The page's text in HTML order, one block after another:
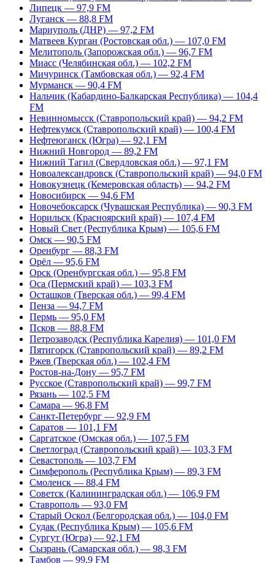
Липецк — 97,9 FM
Луганск — 88,8 FM
Мариуполь (ДНР) — 97,2 FM
Матвеев Курган (Ростовская обл.) — 107,0 FM
Мелитополь (Запорожская обл.) — 96,7 FM
Миасс (Челябинская обл.) — 102,2 FM
Мичуринск (Тамбовская обл.) — 92,4 FM
Мурманск — 90,4 FM
Нальчик (Кабардино-Балкарская Республика) — 104,4
FM
Невинномысск (Ставропольский край) — 94,2 FM
Нефтекумск (Ставропольский край) — 100,4 FM
Нефтеюганск (Югра) — 92,1 FM
Нижний Новгород — 89,2 FM
Нижний Тагил (Свердловская обл.) — 97,1 FM
Новоалександровск (Ставропольский край) — 94,0 FM
Новокузнецк (Кемеровская область) — 94,2 FM
Новосибирск — 94,6 FM
Новочебоксарск (Чувашская Республика) — 90,3 FM
Норильск (Красноярский край) — 107,4 FM
Новый Свет (Республика Крым) — 105,6 FM
Омск — 90,5 FM
Оренбург — 88,3 FM
Орёл — 95,6 FM
Орск (Оренбургская обл.) — 95,8 FM
Оса (Пермский край) — 103,3 FM
Осташков (Тверская обл.) — 99,4 FM
Пенза — 94,7 FM
Пермь — 95,0 FM
Псков — 88,8 FM
Петрозаводск (Республика Карелия) — 101,0 FM
Пятигорск (Ставропольский край) — 89,2 FM
Ржев (Тверская обл.) — 102,4 FM
Ростов-на-Дону — 95,7 FM
Русское (Ставропольский край) — 99,7 FM
Рязань — 102,5 FM
Самара — 96,8 FM
Санкт-Петербург — 92,9 FM
Саратов — 101,1 FM
Саргатское (Омская обл.) — 107,5 FM
Светлоград (Ставропольский край) — 103,3 FM
Севастополь — 103,7 FM
Симферополь (Республика Крым) — 89,3 FM
Смоленск — 88,4 FM
Советск (Калининградская обл.) — 106,9 FM
Ставрополь — 93,0 FM
Старый Оскол (Белгородская обл.) — 104,0 FM
Судак (Республика Крым) — 105,6 FM
Сургут (Югра) — 92,1 FM
Сызрань (Самарская обл.) — 98,3 FM
Тамбов — 99,9 FM